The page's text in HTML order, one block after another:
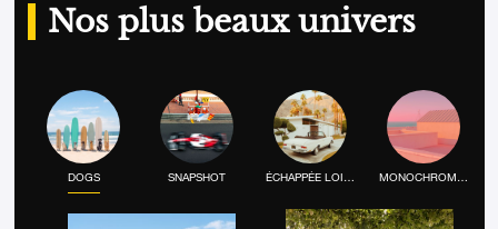
Nos plus beaux univers
DOGS SNAPSHOT ÉCHAPPÉE LOINTAINE MONOCHROME MOOD